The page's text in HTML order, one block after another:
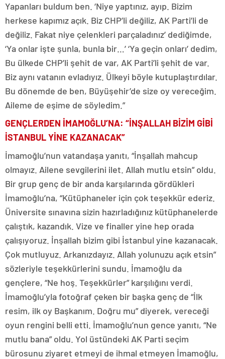
Yapanları buldum ben. ‘Niye yaptınız, ayıp. Bizim
herkese kapımız açık. Biz CHP’li değiliz, AK Parti’li de
değiliz. Fakat niye çelenkleri parçaladınız’ dediğimde,
‘Ya onlar işte şunla, bunla bir…’ ‘Ya geçin onları’ dedim,
Bu ülkede CHP’li şehit de var, AK Parti’li şehit de var.
Biz aynı vatanın evladıyız. Ülkeyi böyle kutuplaştırdılar.
Bu dönemde de ben, Büyüşehir’de size oy vereceğim.
Aileme de eşime de söyledim.”
GENÇLERDEN İMAMOĞLU’NA: “İNŞALLAH BİZİM GİBİ
İSTANBUL YİNE KAZANACAK”
İmamoğlu’nun vatandaşa yanıtı, “İnşallah mahcup
olmayız. Ailene sevgilerini ilet. Allah mutlu etsin” oldu.
Bir grup genç de bir anda karşılarında gördükleri
İmamoğlu’na, “Kütüphaneler için çok teşekkür ederiz.
Üniversite sınavına sizin hazırladığınız kütüphanelerde
çalıştık, kazandık. Vize ve finaller yine hep orada
çalışıyoruz. İnşallah bizim gibi İstanbul yine kazanacak.
Çok mutluyuz. Arkanızdayız. Allah yolunuzu açık etsin”
sözleriyle teşekkürlerini sundu. İmamoğlu da
gençlere, “Ne hoş. Teşekkürler” karşılığını verdi.
İmamoğlu’yla fotoğraf çeken bir başka genç de “İlk
resim, ilk oy Başkanım. Doğru mu” diyerek, vereceği
oyun rengini belli etti. İmamoğlu’nun gence yanıtı, “Ne
mutlu bana” oldu. Yol üstündeki AK Parti seçim
bürosunu ziyaret etmeyi de ihmal etmeyen İmamoğlu,